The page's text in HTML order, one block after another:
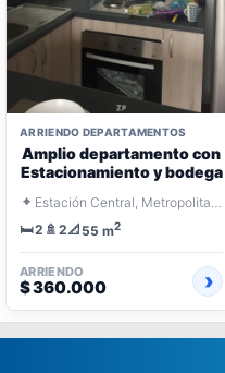
ARRIENDO DEPARTAMENTOS
Amplio departamento con
Estacionamiento y bodega
⌖
🛏️2 🚿 2📐 55 m2
ARRIENDO
$ 360.000